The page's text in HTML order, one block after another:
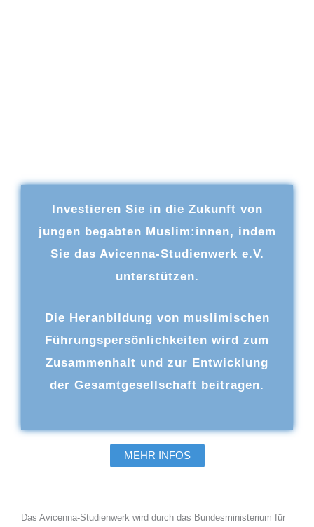
Investieren Sie in die Zukunft von
jungen begabten Muslim:innen, indem
Sie das Avicenna-Studienwerk e.V.
unterstützen.
Die Heranbildung von muslimischen
Führungspersönlichkeiten wird zum
Zusammenhalt und zur Entwicklung
der Gesamtgesellschaft beitragen.
MEHR INFOS
Das Avicenna-Studienwerk wird durch das Bundesministerium für